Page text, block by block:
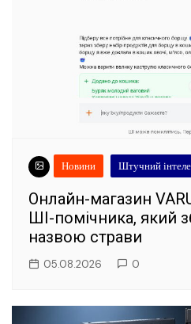
Новини Штучний
Онлайн-магазин
ШІ-помічника, який
назвою страви
05.08.2026 0